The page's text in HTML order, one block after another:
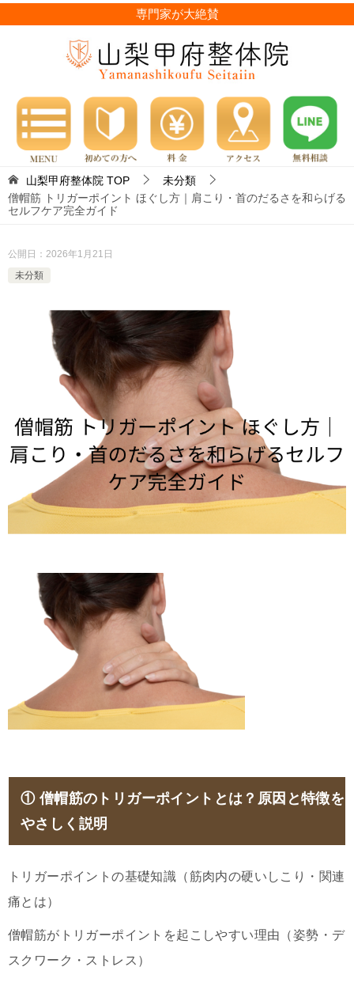
専門家が大絶賛
山梨甲府整体院 TOP
未分類
僧帽筋 トリガーポイント ほぐし方｜肩こり・首のだるさを和らげる
セルフケア完全ガイド
公開日： 2026年1月21日
未分類
① 僧帽筋のトリガーポイントとは？原因と特徴を
やさしく説明
トリガーポイントの基礎知識（筋肉内の硬いしこり・関連
痛とは）
僧帽筋がトリガーポイントを起こしやすい理由（姿勢・デ
スクワーク・ストレス）